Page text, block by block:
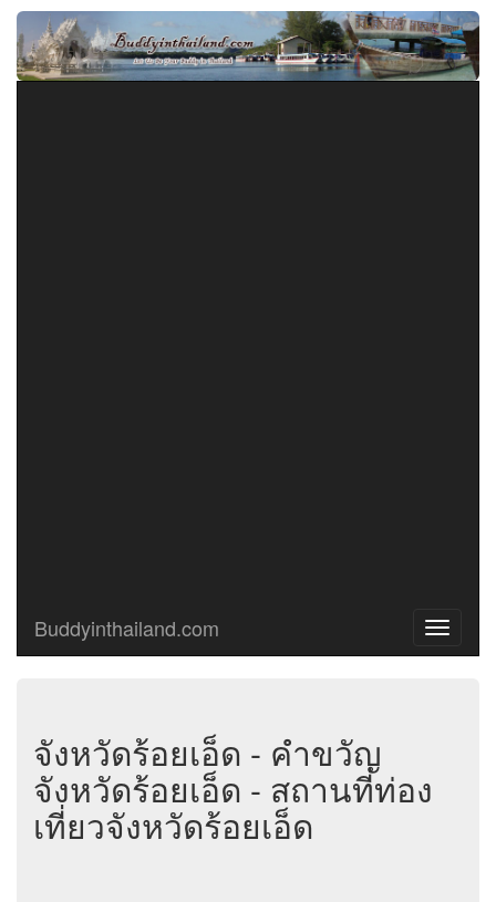
Toggle
Buddyinthailand.com
จังหวัดร้อยเอ็ด - คําขวัญ
จังหวัดร้อยเอ็ด - สถานที่ท่อง
เที่ยวจังหวัดร้อยเอ็ด